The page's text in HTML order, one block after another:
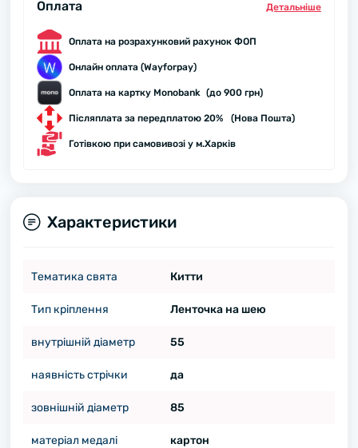
Оплата Детальнiше
Оплата на розрахунковий рахунок ФОП
Онлайн оплата (Wayforpay)
Оплата на картку Monobank (до 900 грн)
Післяплата за передплатою 20% (Нова Пошта)
Готівкою при самовивозі у м.Харків
Характеристики
Тематика свята Китти
Тип кріплення Ленточка на шею
внутрішній діаметр 55
наявність стрічки да
зовнішній діаметр 85
матеріал медалі картон